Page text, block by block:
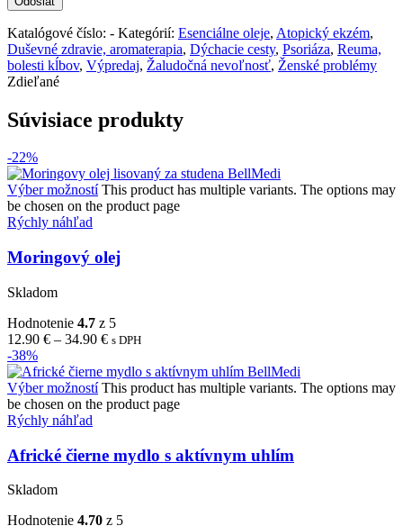
Katalógové číslo: - Kategórií: Esenciálne oleje, Atopický ekzém,
Duševné zdravie, aromaterapia, Dýchacie cesty, Psoriáza, Reuma,
bolesti kĺbov, Výpredaj, Žaludočná nevoľnosť, Ženské problémy
Zdieľané
Súvisiace produkty
-22%
Výber možností This product has multiple variants. The options may
be chosen on the product page
Rýchly náhľad
Moringový olej
Skladom
Hodnotenie 4.7 z 5
12.90 € – 34.90 € s DPH
-38%
Výber možností This product has multiple variants. The options may
be chosen on the product page
Rýchly náhľad
Africké čierne mydlo s aktívnym uhlím
Skladom
Hodnotenie 4.70 z 5